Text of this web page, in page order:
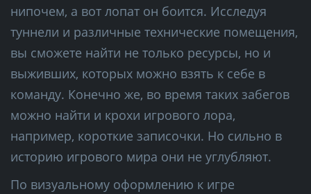
нипочем, а вот лопат он боится. Исследуя
туннели и различные технические помещения,
вы сможете найти не только ресурсы, но и
выживших, которых можно взять к себе в
команду. Конечно же, во время таких забегов
можно найти и крохи игрового лора,
например, короткие записочки. Но сильно в
историю игрового мира они не углубляют.
По визуальному оформлению к игре